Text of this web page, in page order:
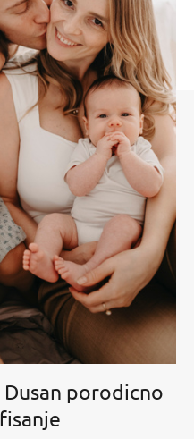
porodicno